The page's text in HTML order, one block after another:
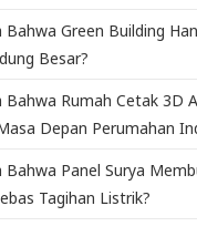
Bahwa Green Building
Besar?
Bahwa Rumah Cetak 3D
Depan Perumahan
Bahwa Panel Surya
Tagihan Listrik?